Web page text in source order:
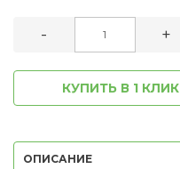
- +
КУПИТЬ В 1 КЛИК
ОПИСАНИЕ